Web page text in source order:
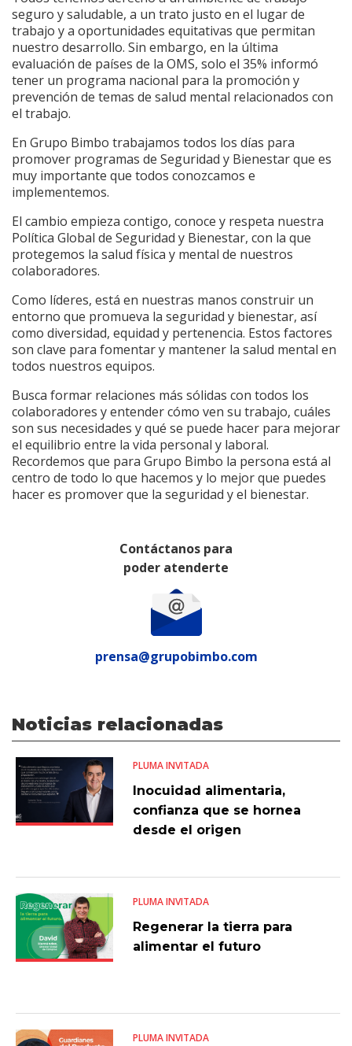
seguro y saludable, a un trato justo en el lugar de
trabajo y a oportunidades equitativas que permitan
nuestro desarrollo. Sin embargo, en la última
evaluación de países de la OMS, solo el 35% informó
tener un programa nacional para la promoción y
prevención de temas de salud mental relacionados con
el trabajo.
En Grupo Bimbo trabajamos todos los días para
promover programas de Seguridad y Bienestar que es
muy importante que todos conozcamos e
implementemos.
El cambio empieza contigo, conoce y respeta nuestra
Política Global de Seguridad y Bienestar, con la que
protegemos la salud física y mental de nuestros
colaboradores.
Como líderes, está en nuestras manos construir un
entorno que promueva la seguridad y bienestar, así
como diversidad, equidad y pertenencia. Estos factores
son clave para fomentar y mantener la salud mental en
todos nuestros equipos.
Busca formar relaciones más sólidas con todos los
colaboradores y entender cómo ven su trabajo, cuáles
son sus necesidades y qué se puede hacer para mejorar
el equilibrio entre la vida personal y laboral.
Recordemos que para Grupo Bimbo la persona está al
centro de todo lo que hacemos y lo mejor que puedes
hacer es promover que la seguridad y el bienestar.
Contáctanos para
poder atenderte
prensa@grupobimbo.com
Noticias relacionadas
PLUMA INVITADA
Inocuidad alimentaria,
confianza que se hornea
desde el origen
PLUMA INVITADA
Regenerar la tierra para
alimentar el futuro
PLUMA INVITADA